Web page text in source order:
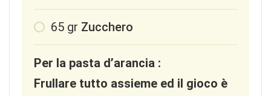
65 gr Zucchero
Per la pasta d’arancia :
Frullare tutto assieme ed il gioco è